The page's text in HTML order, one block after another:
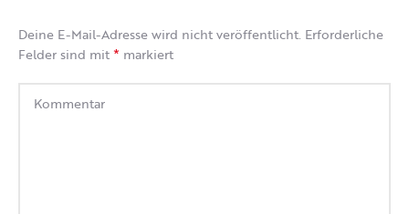
Deine E-Mail-Adresse wird nicht veröffentlicht. Erforderliche
Felder sind mit* markiert